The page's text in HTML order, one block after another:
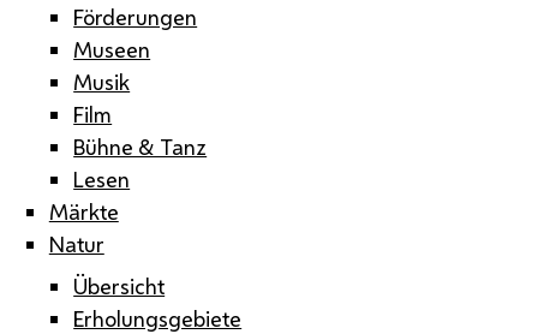
Förderungen
Museen
Musik
Film
Bühne & Tanz
Lesen
Märkte
Natur
Übersicht
Erholungsgebiete